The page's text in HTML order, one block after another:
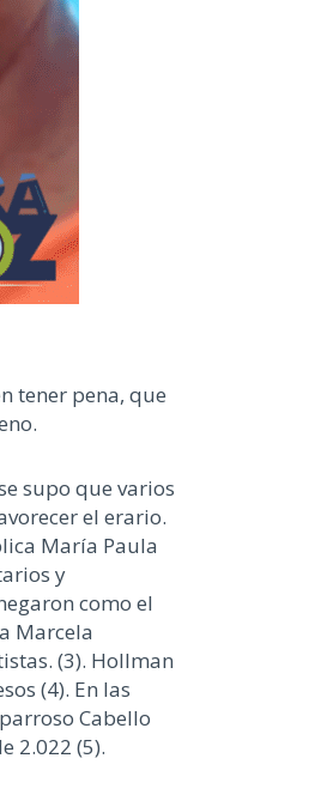
tener pena, que
supo que varios
el erario.
María Paula
y
como el
Marcela
(3). Hollman
(4). En las
Cabello
2.022 (5).